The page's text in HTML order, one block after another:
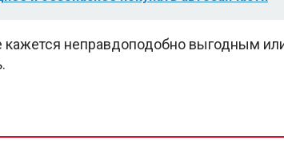
неправдоподобно выгодным